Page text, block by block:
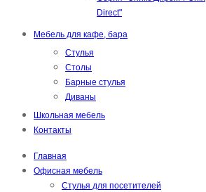
Direct"
Мебель для кафе, бара
Стулья
Столы
Барные стулья
Диваны
Школьная мебель
Контакты
Главная
Офисная мебель
Стулья для посетителей